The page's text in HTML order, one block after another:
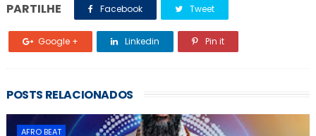
PARTILHE Facebook Tweet
Google + Linkedin Pin it
POSTS RELACIONADOS
AFRO BEAT